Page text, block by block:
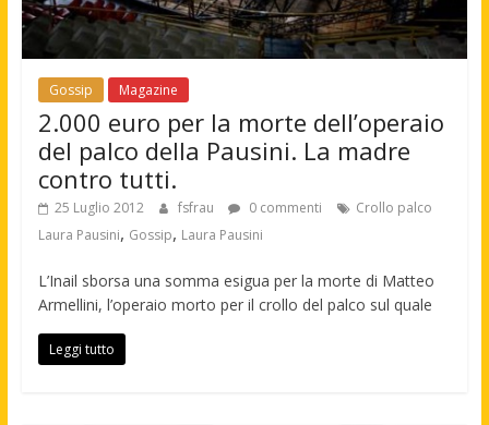
Gossip Magazine
2.000 euro per la morte dell’operaio
del palco della Pausini. La madre
contro tutti.
25 Luglio 2012 fsfrau 0 commenti
Crollo palco
Laura Pausini, Gossip, Laura Pausini
L’Inail sborsa una somma esigua per la morte di Matteo
Armellini, l’operaio morto per il crollo del palco sul quale
Leggi tutto